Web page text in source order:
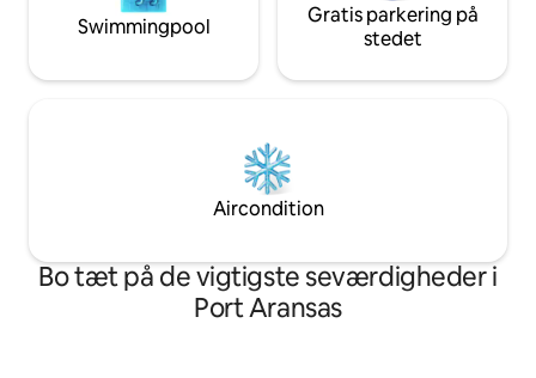
Swimmingpool
Gratis parkering på
stedet
Aircondition
Bo tæt på de vigtigste seværdigheder i
Port Aransas